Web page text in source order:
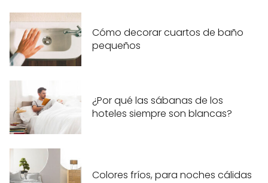
Cómo decorar cuartos de baño
pequeños
¿Por qué las sábanas de los
hoteles siempre son blancas?
Colores fríos, para noches cálidas